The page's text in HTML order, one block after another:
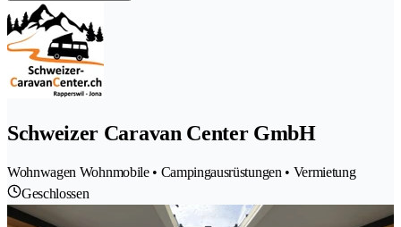
Schweizer Caravan Center GmbH
Wohnwagen Wohnmobile • Campingausrüstungen • Vermietung
Geschlossen